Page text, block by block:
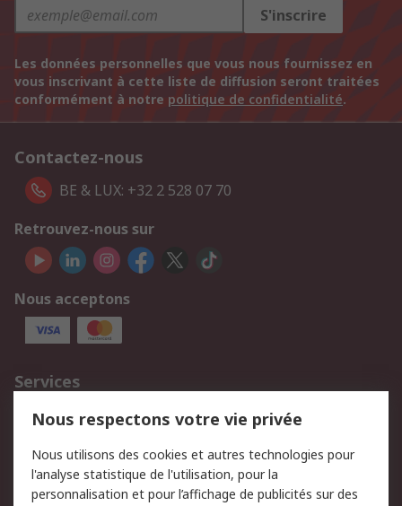
S'inscrire
Les données personnelles que vous nous fournissez en
vous inscrivant à cette liste de diffusion seront traitées
conformément à notre politique de confidentialité.
Contactez-nous
BE & LUX: +32 2 528 07 70
Retrouvez-nous sur
Nous acceptons
Services
750.000 produits
2.500 marques
Retours
Support technique
Track & trace
Nous respectons votre vie privée
Nous utilisons des cookies et autres technologies pour
l'analyse statistique de l'utilisation, pour la
personnalisation et pour l’affichage de publicités sur des